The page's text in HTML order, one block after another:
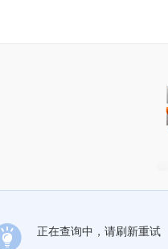
正在查询中，请刷新重试